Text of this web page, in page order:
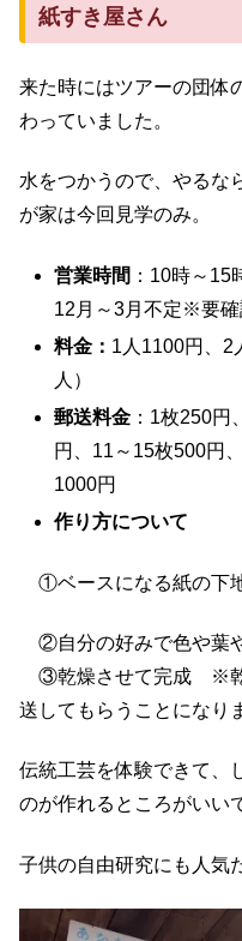
紙すき屋さん
来た時にはツアーの団体
わっていました。
水をつかうので、やるな
が家は今回見学のみ。
営業時間 ：10時～15
12月～3月不定※要
料金： 1人1100円、2
人）
郵送料金 ：1枚250
円、11～15枚500円
1000円
作り方について
①ベースになる紙の下
②自分の好みで色や葉
③乾燥させて完成 ※乾
送してもらうことになり
伝統工芸を体験できて、
のが作れるところがいい
子供の自由研究にも人気